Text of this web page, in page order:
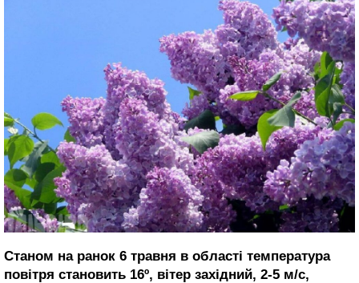
Станом на ранок 6 травня в області температура
повітря становить 16º, вітер західний, 2-5 м/с,